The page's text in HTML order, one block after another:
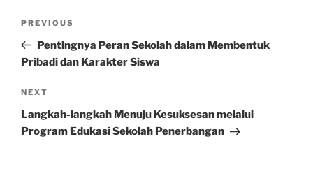
Previous
Post
PREVIOUS
Pentingnya Peran Sekolah dalam Membentuk
Pribadi dan Karakter Siswa
Next
Post
NEXT
Langkah-langkah Menuju Kesuksesan melalui
Program Edukasi Sekolah Penerbangan